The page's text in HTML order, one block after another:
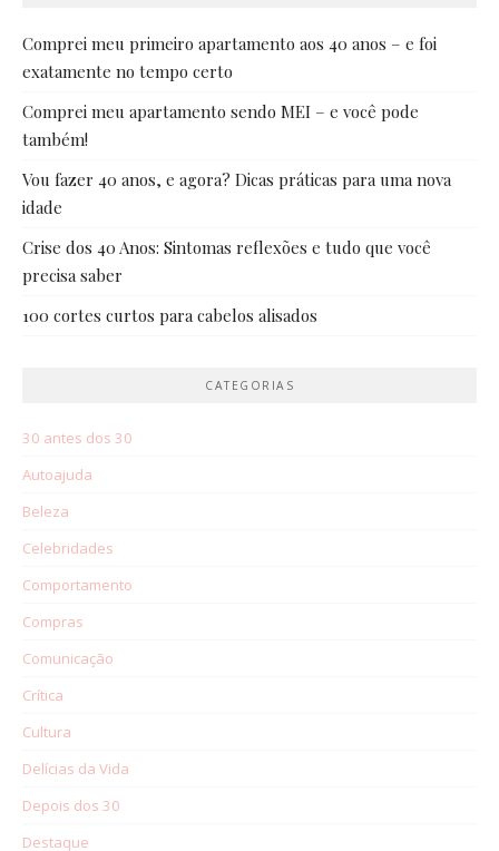
Comprei meu primeiro apartamento aos 40 anos – e foi
exatamente no tempo certo
Comprei meu apartamento sendo MEI – e você pode
também!
Vou fazer 40 anos, e agora? Dicas práticas para uma nova
idade
Crise dos 40 Anos: Sintomas reflexões e tudo que você
precisa saber
100 cortes curtos para cabelos alisados
CATEGORIAS
30 antes dos 30
Autoajuda
Beleza
Celebridades
Comportamento
Compras
Comunicação
Crítica
Cultura
Delícias da Vida
Depois dos 30
Destaque